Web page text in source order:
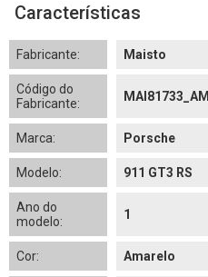
Características
Fabricante: Maisto
Código do
Fabricante:
MAI81733_AM
Marca: Porsche
Modelo: 911 GT3 RS
Ano do
modelo:
1
Cor: Amarelo